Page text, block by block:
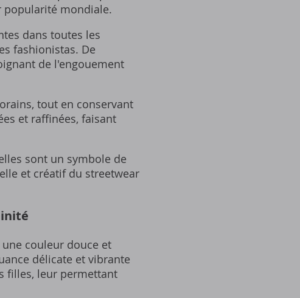
popularité mondiale.
dans toutes les
fashionistas. De
de l'engouement
tout en conservant
et raffinées, faisant
sont un symbole de
et créatif du streetwear
couleur douce et
délicate et vibrante
filles, leur permettant